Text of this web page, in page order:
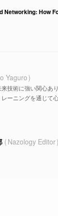
How
Yaguro
技術に強い関心あ
ーニングを通じて
Nazology Editor